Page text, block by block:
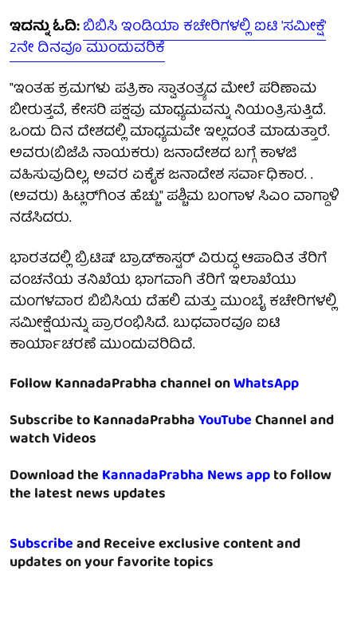
ಇದನ್ನು ಓದಿ:ಬಿಬಿಸಿ ಇಂಡಿಯಾ ಕಚೇರಿಗಳಲ್ಲಿ ಐಟಿ 'ಸಮೀಕ್ಷೆ'
2ನೇ ದಿನವೂ ಮುಂದುವರಿಕೆ
"ಇಂತಹ ಕ್ರಮಗಳು ಪತ್ರಿಕಾ ಸ್ವಾತಂತ್ರ್ಯದ ಮೇಲೆ ಪರಿಣಾಮ
ಬೀರುತ್ತವೆ, ಕೇಸರಿ ಪಕ್ಷವು ಮಾಧ್ಯಮವನ್ನು ನಿಯಂತ್ರಿಸುತ್ತಿದೆ.
ಒಂದು ದಿನ ದೇಶದಲ್ಲಿ ಮಾಧ್ಯಮವೇ ಇಲ್ಲದಂತೆ ಮಾಡುತ್ತಾರೆ.
ಅವರು(ಬಿಜೆಪಿ ನಾಯಕರು) ಜನಾದೇಶದ ಬಗ್ಗೆ ಕಾಳಜಿ
ವಹಿಸುವುದಿಲ್ಲ, ಅವರ ಏಕೈಕ ಜನಾದೇಶ ಸರ್ವಾಧಿಕಾರ. .
(ಅವರು) ಹಿಟ್ಲರ್‌ಗಿಂತ ಹೆಚ್ಚು" ಪಶ್ಚಿಮ ಬಂಗಾಳ ಸಿಎಂ ವಾಗ್ದಾಳಿ
ನಡೆಸಿದರು.
ಭಾರತದಲ್ಲಿ ಬ್ರಿಟಿಷ್ ಬ್ರಾಡ್‌ಕಾಸ್ಟರ್ ವಿರುದ್ಧ ಆಪಾದಿತ ತೆರಿಗೆ
ವಂಚನೆಯ ತನಿಖೆಯ ಭಾಗವಾಗಿ ತೆರಿಗೆ ಇಲಾಖೆಯು
ಮಂಗಳವಾರ ಬಿಬಿಸಿಯ ದೆಹಲಿ ಮತ್ತು ಮುಂಬೈ ಕಚೇರಿಗಳಲ್ಲಿ
ಸಮೀಕ್ಷೆಯನ್ನು ಪ್ರಾರಂಭಿಸಿದೆ. ಬುಧವಾರವೂ ಐಟಿ
ಕಾರ್ಯಾಚರಣೆ ಮುಂದುವರಿದಿದೆ.
Follow KannadaPrabha channel onWhatsApp
Subscribe to KannadaPrabhaYouTubeChannel and
watch Videos
Download theKannadaPrabha News appto follow
the latest news updates
Subscribeand Receive exclusive content and
updates on your favorite topics